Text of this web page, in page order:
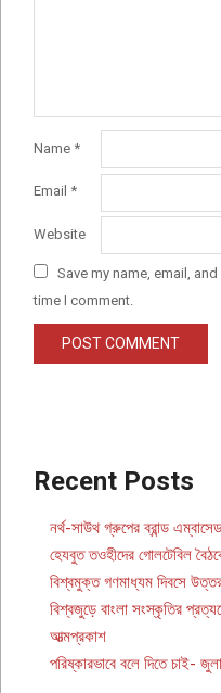
Name *
Email *
Website
Save my name, email,
time I comment.
Recent Posts
নর্থ-সাউথ গ্রুপের ব্রান্ড
হেযবুত তওহীদের গোলটেবিল
বিশ্বমুক্ত গণমাধ্যম দিবসে
বিশ্বজুড়ে বাংলা সংস্কৃতির
আত্মপ্রকাশ
পরিষ্কারভাবে বলে দিতে চাই-